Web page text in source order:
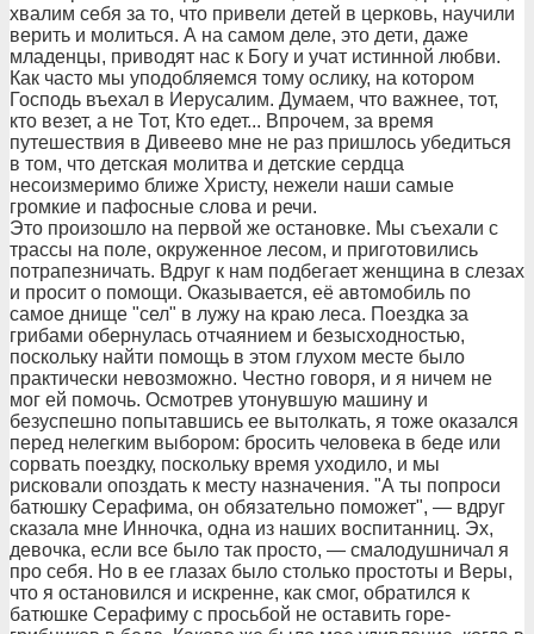
хвалим себя за то, что привели детей в церковь, научили
верить и молиться. А на самом деле, это дети, даже
младенцы, приводят нас к Богу и учат истинной любви.
Как часто мы уподобляемся тому ослику, на котором
Господь въехал в Иерусалим. Думаем, что важнее, тот,
кто везет, а не Тот, Кто едет... Впрочем, за время
путешествия в Дивеево мне не раз пришлось убедиться
в том, что детская молитва и детские сердца
несоизмеримо ближе Христу, нежели наши самые
громкие и пафосные слова и речи.
Это произошло на первой же остановке. Мы съехали с
трассы на поле, окруженное лесом, и приготовились
потрапезничать. Вдруг к нам подбегает женщина в слезах
и просит о помощи. Оказывается, её автомобиль по
самое днище "сел" в лужу на краю леса. Поездка за
грибами обернулась отчаянием и безысходностью,
поскольку найти помощь в этом глухом месте было
практически невозможно. Честно говоря, и я ничем не
мог ей помочь. Осмотрев утонувшую машину и
безуспешно попытавшись ее вытолкать, я тоже оказался
перед нелегким выбором: бросить человека в беде или
сорвать поездку, поскольку время уходило, и мы
рисковали опоздать к месту назначения. "А ты попроси
батюшку Серафима, он обязательно поможет", — вдруг
сказала мне Инночка, одна из наших воспитанниц. Эх,
девочка, если все было так просто, — смалодушничал я
про себя. Но в ее глазах было столько простоты и Веры,
что я остановился и искренне, как смог, обратился к
батюшке Серафиму с просьбой не оставить горе-